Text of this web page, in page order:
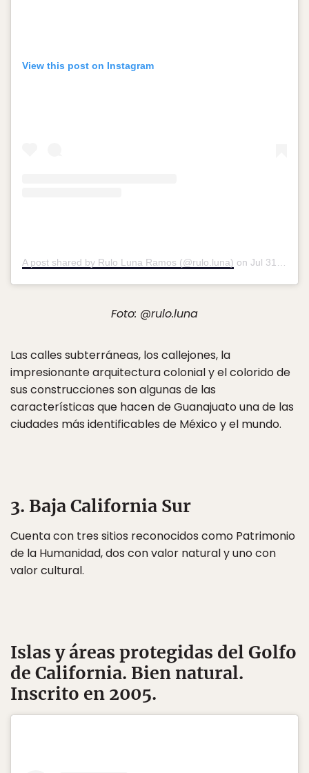
View this post on Instagram
A post shared by Rulo Luna Ramos (@rulo.luna) on Jul 31, 2017 at 9:22pm PDT
Foto: @rulo.luna
Las calles subterráneas, los callejones, la
impresionante arquitectura colonial y el colorido de
sus construcciones son algunas de las
características que hacen de Guanajuato una de las
ciudades más identificables de México y el mundo.
3. Baja California Sur
Cuenta con tres sitios reconocidos como Patrimonio
de la Humanidad, dos con valor natural y uno con
valor cultural.
Islas y áreas protegidas del Golfo
de California. Bien natural.
Inscrito en 2005.